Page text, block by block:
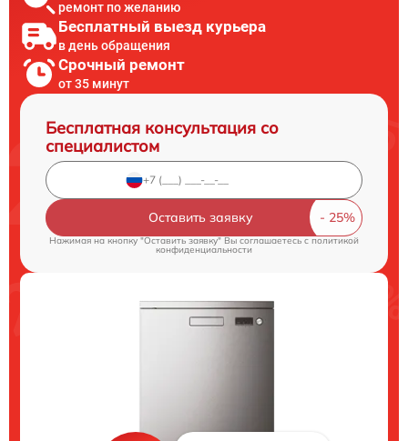
ремонт по желанию
Бесплатный выезд курьера
в день обращения
Срочный ремонт
от 35 минут
Бесплатная консультация со
специалистом
Оставить заявку
Нажимая на кнопку "Оставить заявку" Вы соглашаетесь cполитикой
конфиденциальности